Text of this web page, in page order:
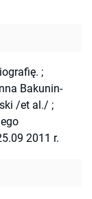
;
Bakunin-
/et al./ ;
2011 r.